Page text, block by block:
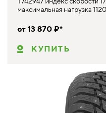
максимальная нагрузка
от 13 870 ₽*
КУПИТЬ